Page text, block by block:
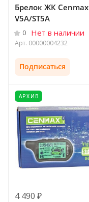
Брелок ЖК Cenmax
V5A/ST5A
0 Нет в наличии
Арт. 00000004232
Подписаться
АРХИВ
4 490 ₽